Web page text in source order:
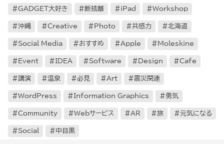
GADGET大好き 断捨離 iPad Workshop
沖縄 Creative Photo 共感力 北海道
Social Media おすすめ Apple Moleskine
Event IDEA Software Design Cafe
講演 温泉 必見 Art 震災関連
WordPress Information Graphics 勇気
Community Webサービス AR 旅 元気になる
Social 中目黒